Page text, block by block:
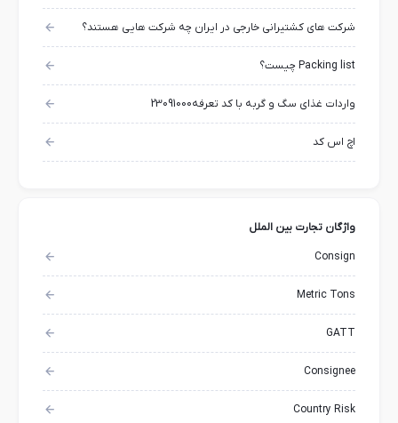
شرکت های کشتیرانی خارجی در ایران چه شرکت هایی هستند؟
Packing list چیست؟
واردات غذای سگ و گربه با کد تعرفه23091000
اچ اس کد
واژگان تجارت بین الملل
Consign
Metric Tons
GATT
Consignee
Country Risk